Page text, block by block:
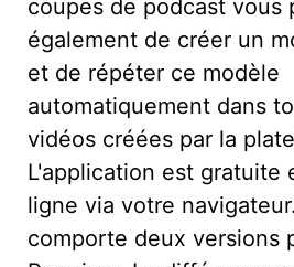
coupes de podcast vous
également de créer un
et de répéter ce modèle
automatiquement dans
vidéos créées par la
L'application est gratuite
ligne via votre
comporte deux versions